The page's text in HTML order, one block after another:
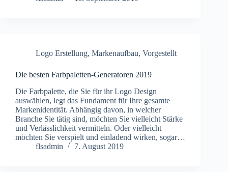
Logo Erstellung, Markenaufbau, Vorgestellt
Die besten Farbpaletten-Generatoren 2019
Die Farbpalette, die Sie für ihr Logo Design
auswählen, legt das Fundament für Ihre gesamte
Markenidentität. Abhängig davon, in welcher
Branche Sie tätig sind, möchten Sie vielleicht Stärke
und Verlässlichkeit vermitteln. Oder vielleicht
möchten Sie verspielt und einladend wirken, sogar…
flsadmin
7. August 2019